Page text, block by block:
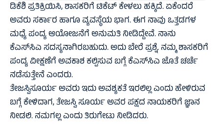
ಡಿಕೆಶಿ ಪ್ರತಿಕ್ರಿಯಿಸಿ, ಶಾಸಕರಿಗೆ ಟಿಕೆಟ್‌ ಕೇಳಲು ಹಕ್ಕಿದೆ. ಏಕೆಂದರೆ
ಅವರು ಸರ್ಕಾರ ಹಾಗೂ ವ್ಯವಸ್ಥೆಯ ಭಾಗ. ಈಗ ನಾವು ಒತ್ತಡಗಳ
ಮಧ್ಯೆ ಪಂದ್ಯ ಆಯೋಜನೆಗೆ ಅನುಮತಿ ನೀಡಿದ್ದೇವೆ. ನಾನು
ಕೆಎಸ್‌ಸಿಎ ಸದಸ್ಯನಾಗಿರಬಹುದು. ಅದು ಬೇರೆ ಪ್ರಶ್ನೆ. ನಮ್ಮ ಶಾಸಕರಿಗೆ
ಪಂದ್ಯ ವೀಕ್ಷಣೆಗೆ ಅವಕಾಶ ಕಲ್ಪಿಸುವ ಬಗ್ಗೆ ಕೆಎಸ್‌ಸಿಎ ಜೊತೆ ಚರ್ಚೆ
ನಡೆಸುತ್ತೇನೆ ಎಂದರು.
ತೇಜಸ್ವಿಸೂರ್ಯ ಅವರು ಇದು ಅವಶ್ಯಕತೆ ಇರಲಿಲ್ಲ ಎಂದು ಹೇಳಿರುವ
ಬಗ್ಗೆ ಕೇಳಿದಾಗ, ತೇಜಸ್ವಿ ಸೂರ್ಯ ಅವರ ಪಕ್ಷದ ನಾಯಕರಿಗೆ ಜ್ಞಾ‌ನ
ನೀಡಲಿ‌. ನಮಗಲ್ಲ ಎಂದು ತಿರುಗೇಟು ನೀಡಿದರು.